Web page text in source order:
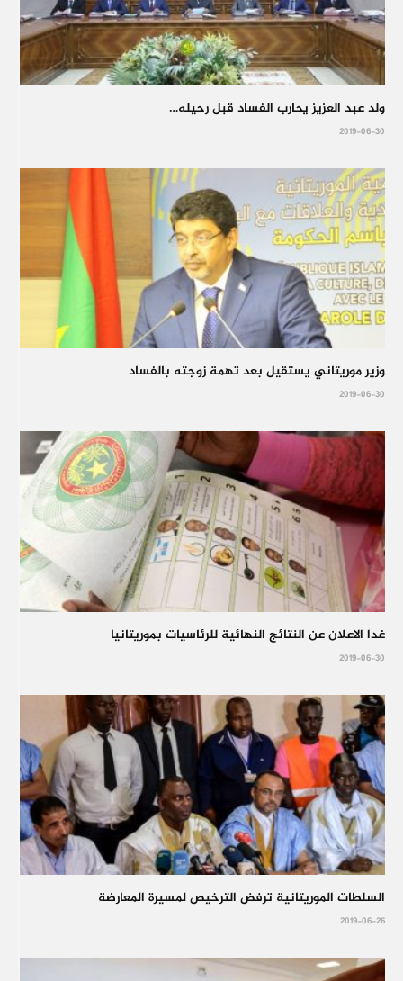
ولد عبد العزيز يحارب الفساد قبل رحيله…
2019-06-30
وزير موريتاني يستقيل بعد تهمة زوجته بالفساد
2019-06-30
غدا الاعلان عن النتائج النهائية للرئاسيات بموريتانيا
2019-06-30
السلطات الموريتانية ترفض الترخيص لمسيرة المعارضة
2019-06-26